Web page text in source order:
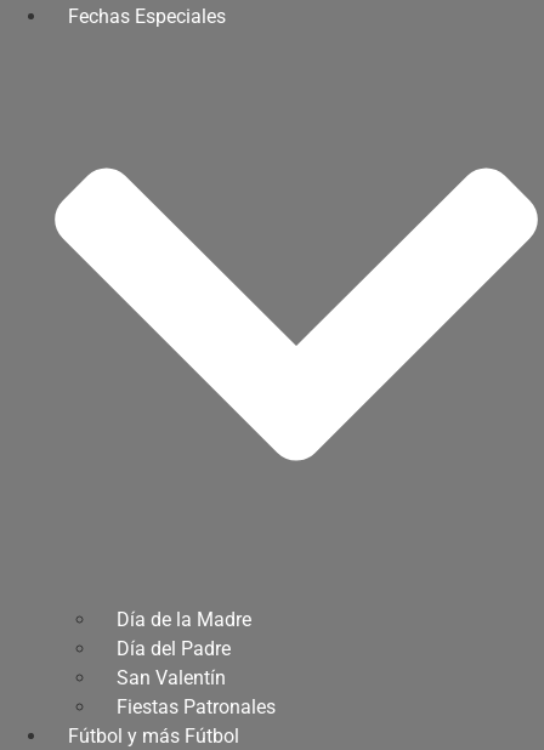
Fechas Especiales
Día de la Madre
Día del Padre
San Valentín
Fiestas Patronales
Fútbol y más Fútbol